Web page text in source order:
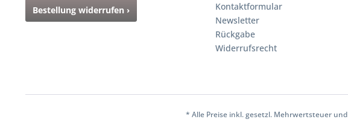
Bestellung widerrufen ›
Kontaktformular
Newsletter
Rückgabe
Widerrufsrecht
* Alle Preise inkl. gesetzl. Mehrwertsteuer und